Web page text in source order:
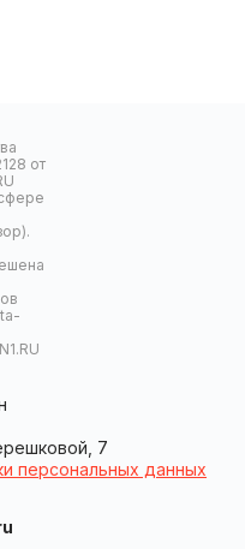
от
7
персональных данных